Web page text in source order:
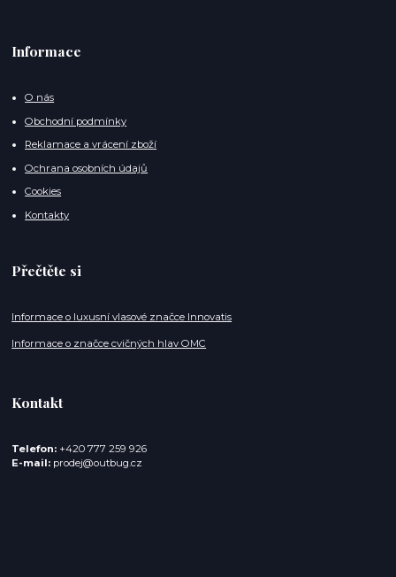
Informace
O nás
Obchodní podmínky
Reklamace a vrácení zboží
Ochrana osobních údajů
Cookies
Kontakty
Přečtěte si
Informace o luxusní vlasové značce Innovatis
Informace o značce cvičných hlav OMC
Kontakt
Telefon: +420 777 259 926
E-mail: prodej@outbug.cz